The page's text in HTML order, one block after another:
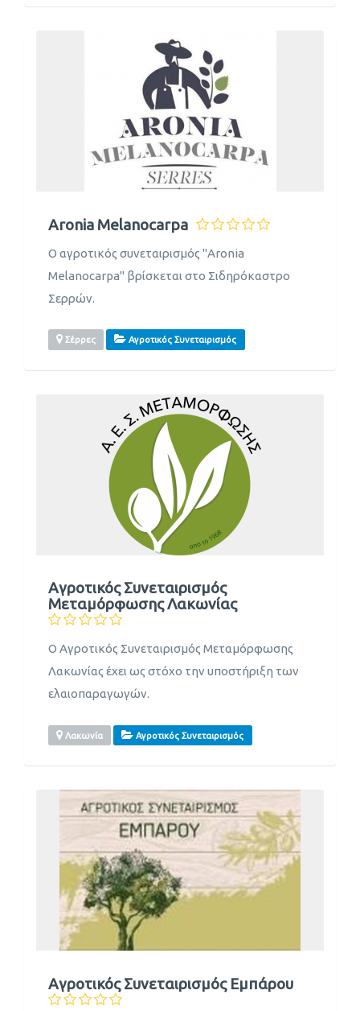
Aronia Melanocarpa
Ο αγροτικός συνεταιρισμός "Aronia
Melanocarpa" βρίσκεται στο Σιδηρόκαστρο
Σερρών.
Σέρρες Αγροτικός Συνεταιρισμός
Αγροτικός Συνεταιρισμός
Μεταμόρφωσης Λακωνίας
Ο Αγροτικός Συνεταιρισμός Μεταμόρφωσης
Λακωνίας έχει ως στόχο την υποστήριξη των
ελαιοπαραγωγών.
Λακωνία Αγροτικός Συνεταιρισμός
Αγροτικός Συνεταιρισμός Εμπάρου